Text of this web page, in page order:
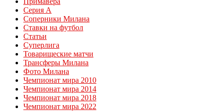
Серия А
Соперники Милана
Ставки на футбол
Статьи
Суперлига
Товарищеские матчи
Трансферы Милана
Фото Милана
Чемпионат мира 2010
Чемпионат мира 2014
Чемпионат мира 2018
Чемпионат мира 2022